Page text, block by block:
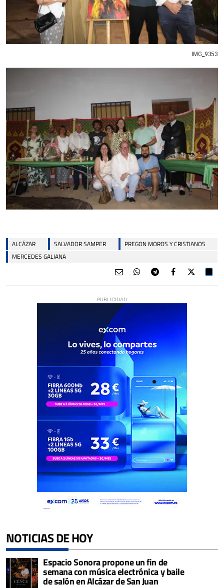
IMG_9353
ALCÁZAR SALVADOR SAMPER
PREGON MOROS Y CRISTIANOS
MERCEDES GALIANA
NOTICIAS DE HOY
Espacio Sonora propone un fin de
semana con música electrónica y baile
de salón en Alcázar de San Juan